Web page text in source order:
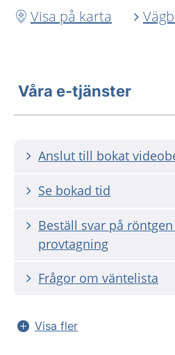
Visa på karta
Våra e-tjänster
Anslut till bokat
Se bokad tid
Beställ svar på
provtagning
Frågor om väntelista
Visa fler